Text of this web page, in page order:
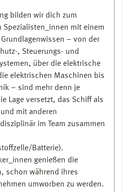
Elektrotechnik im
der
der gültigen
praktische Ausbildung und
Elektrotechnische
In":
-> davon 4 Monate an Bord
(vor Beginn des
Elektroausbildung und 2
bilden wir dich zum
Spezialisten_innen mit einem
– von der
, Steuerungs- und
über die elek­trische
elektrischen Maschinen bis
– sind mehr denn je
Lage versetzt, das Schiff als
mit anderen
im Team zusam­men
Batterie).
genießen die
schon während ihres
um­worben zu werden.